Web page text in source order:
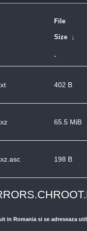
File
Size ↓
-
402 B
65.5 MiB
198 B
in Romania si se adreseaza